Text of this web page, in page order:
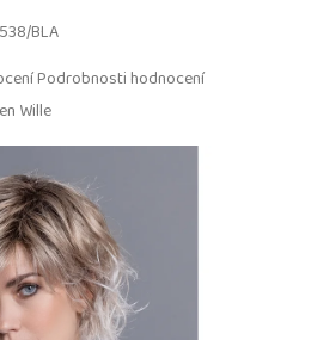
BLA
Podrobnosti hodnocení
Wille